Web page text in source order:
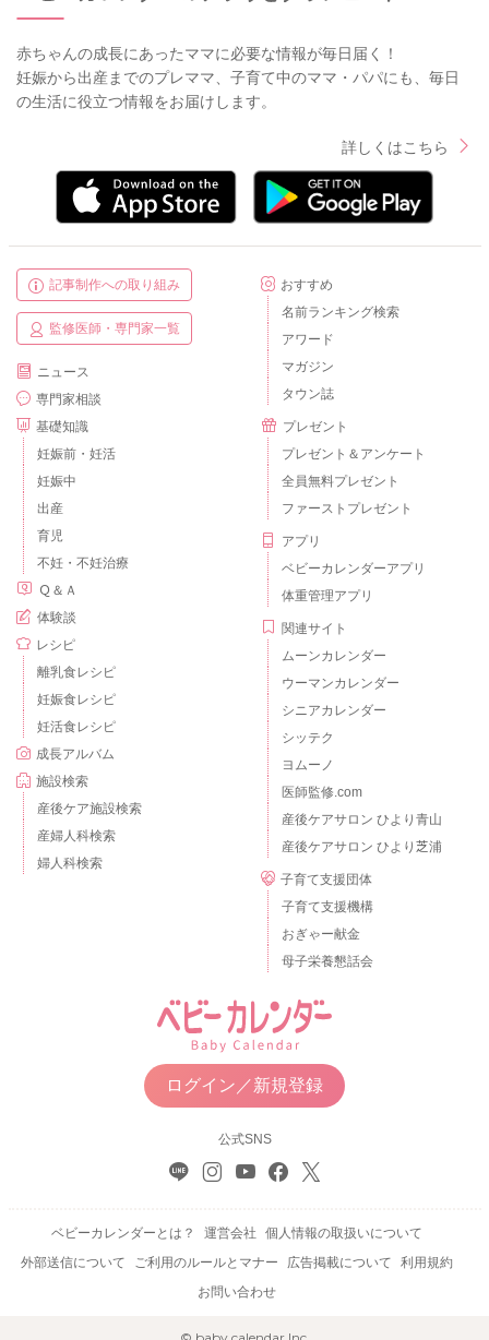
赤ちゃんの成長にあったママに必要な情報が毎日届く！
妊娠から出産までのプレママ、子育て中のママ・パパにも、毎日
の生活に役立つ情報をお届けします。
詳しくはこちら
記事制作への取り組み
監修医師・専門家一覧
ニュース
専門家相談
基礎知識
妊娠前・妊活
妊娠中
出産
育児
不妊・不妊治療
Ｑ＆Ａ
体験談
レシピ
離乳食レシピ
妊娠食レシピ
妊活食レシピ
成長アルバム
施設検索
産後ケア施設検索
産婦人科検索
婦人科検索
おすすめ
名前ランキング検索
アワード
マガジン
タウン誌
プレゼント
プレゼント＆アンケート
全員無料プレゼント
ファーストプレゼント
アプリ
ベビーカレンダーアプリ
体重管理アプリ
関連サイト
ムーンカレンダー
ウーマンカレンダー
シニアカレンダー
シッテク
ヨムーノ
医師監修.com
産後ケアサロン ひより青山
産後ケアサロン ひより芝浦
子育て支援団体
子育て支援機構
おぎゃー献金
母子栄養懇話会
ログイン／新規登録
公式SNS
ベビーカレンダーとは？ 運営会社
個人情報の取扱いについて
外部送信について
ご利用のルールとマナー 広告掲載について
利用規約
お問い合わせ